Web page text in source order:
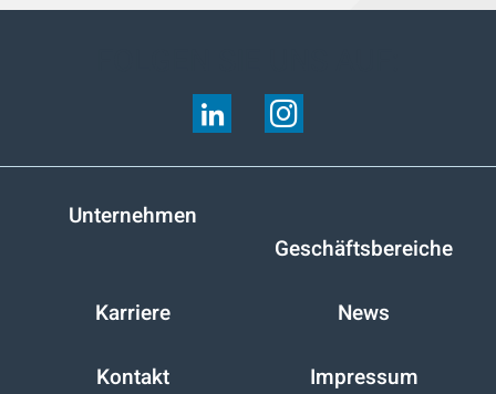
Unternehmen
Geschäftsbereiche
Karriere News
Kontakt Impressum